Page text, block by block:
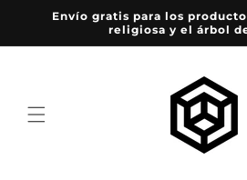
directamente
Envío gratis para los
religiosa y el árbol